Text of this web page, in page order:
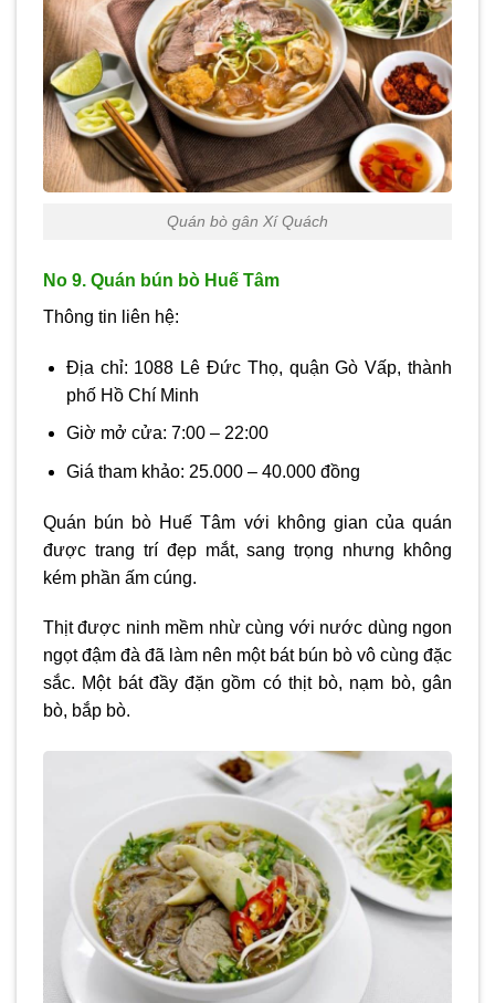
Quán bò gân Xí Quách
No 9. Quán bún bò Huế Tâm
Thông tin liên hệ:
Địa chỉ: 1088 Lê Đức Thọ, quận Gò Vấp, thành
phố Hồ Chí Minh
Giờ mở cửa: 7:00 – 22:00
Giá tham khảo: 25.000 – 40.000 đồng
Quán bún bò Huế Tâm với không gian của quán
được trang trí đẹp mắt, sang trọng nhưng không
kém phần ấm cúng.
Thịt được ninh mềm nhừ cùng với nước dùng ngon
ngọt đậm đà đã làm nên một bát bún bò vô cùng đặc
sắc. Một bát đầy đặn gồm có thịt bò, nạm bò, gân
bò, bắp bò.